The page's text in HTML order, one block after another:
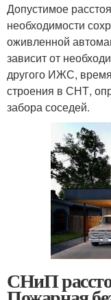
Допустимое
необходимости
оживленной
зависит от
другого ИЖС,
строения в СНТ,
забора соседей.
СНиП